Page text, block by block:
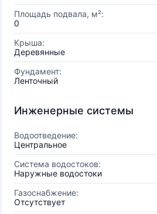
Площадь подвала, м²:
0
Крыша:
Деревянные
Фундамент:
Ленточный
Инженерные системы
Водоотведение:
Центральное
Система водостоков:
Наружные водостоки
Газоснабжение:
Отсутствует